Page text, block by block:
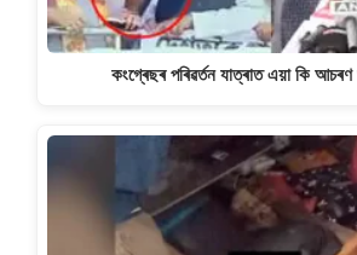
কংগ্ৰেছৰ পৰিৱৰ্তন যাত্ৰাত এয়া কি